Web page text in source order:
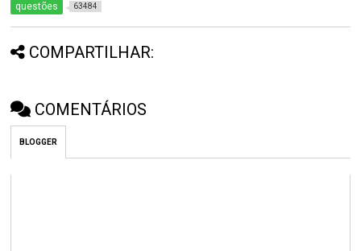
questões 63484
COMPARTILHAR:
COMENTÁRIOS
BLOGGER